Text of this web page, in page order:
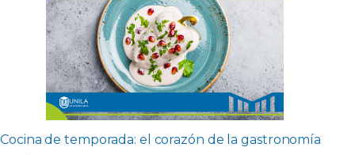
Cocina de temporada: el corazón de la gastronomía